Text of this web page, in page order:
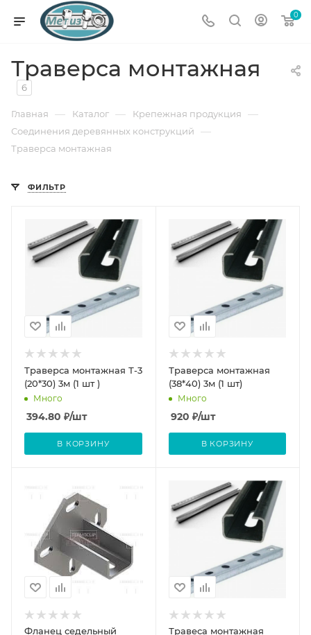
0
Траверса монтажная
6
Главная — Каталог — Крепежная продукция —
Соединения деревянных конструкций —
Траверса монтажная
ФИЛЬТР
Траверса монтажная Т-3
(20*30) 3м (1 шт )
Много
394.80 ₽/шт
В КОРЗИНУ
Траверса монтажная
(38*40) 3м (1 шт)
Много
920 ₽/шт
В КОРЗИНУ
Фланец седельный
Травеса монтажная